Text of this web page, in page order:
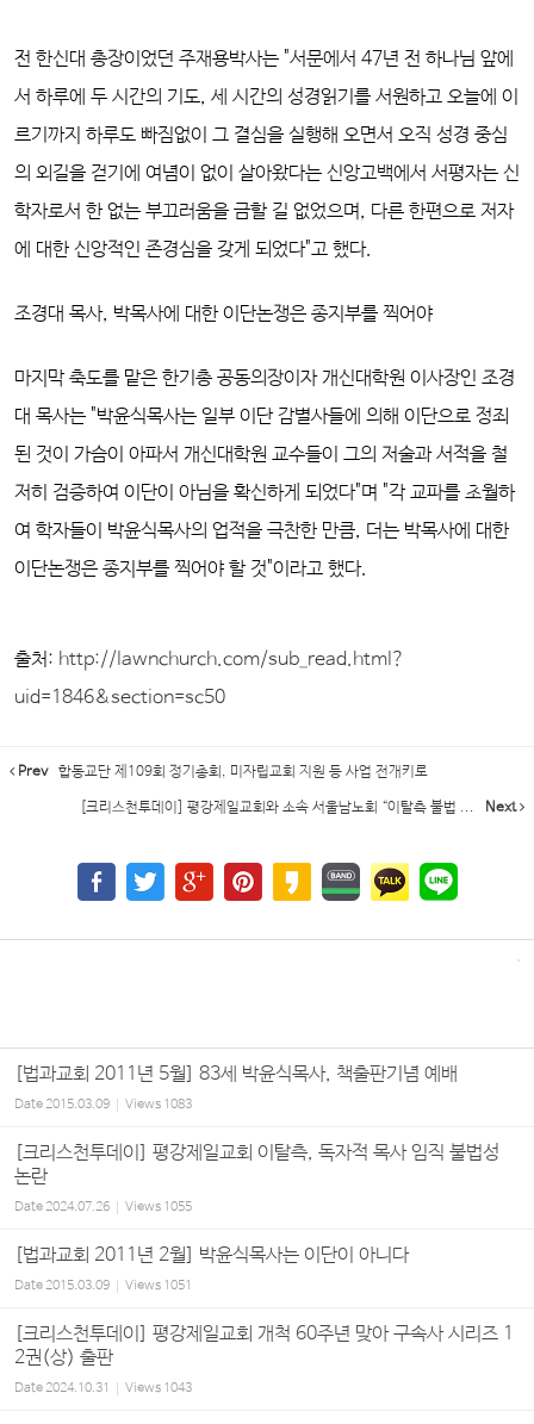
전 한신대 총장이었던 주재용박사는 "서문에서 47년 전 하나님 앞에
서 하루에 두 시간의 기도, 세 시간의 성경읽기를 서원하고 오늘에 이
르기까지 하루도 빠짐없이 그 결심을 실행해 오면서 오직 성경 중심
의 외길을 걷기에 여념이 없이 살아왔다는 신앙고백에서 서평자는 신
학자로서 한 없는 부끄러움을 금할 길 없었으며, 다른 한편으로 저자
에 대한 신앙적인 존경심을 갖게 되었다"고 했다.
조경대 목사, 박목사에 대한 이단논쟁은 종지부를 찍어야
마지막 축도를 맡은 한기총 공동의장이자 개신대학원 이사장인 조경
대 목사는 "박윤식목사는 일부 이단 감별사들에 의해 이단으로 정죄
된 것이 가슴이 아파서 개신대학원 교수들이 그의 저술과 서적을 철
저히 검증하여 이단이 아님을 확신하게 되었다"며 "각 교파를 초월하
여 학자들이 박윤식목사의 업적을 극찬한 만큼, 더는 박목사에 대한
이단논쟁은 종지부를 찍어야 할 것"이라고 했다.
출처: http://lawnchurch.com/sub_read.html?
uid=1846&section=sc50
Prev 합동교단 제109회 정기총회, 미자립교회 지원 등 사업 전개키로
[크리스천투데이] 평강제일교회와 소속 서울남노회 “이탈측 불법 ... Next
[법과교회 2011년 5월] 83세 박윤식목사, 책출판기념 예배
Date2015.03.09 Views 1083
[크리스천투데이] 평강제일교회 이탈측, 독자적 목사 임직 불법성
논란
Date2024.07.26 Views 1055
[법과교회 2011년 2월] 박윤식목사는 이단이 아니다
Date2015.03.09 Views 1051
[크리스천투데이] 평강제일교회 개척 60주년 맞아 구속사 시리즈 1
2권(상) 출판
Date2024.10.31 Views 1043